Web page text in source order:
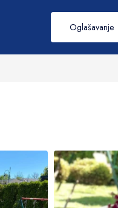
Oglašavanje